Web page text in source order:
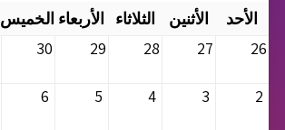
الأحد
الأثنين الثلاثاء الأربعاء الخميس
26
27
28
29
30
2
3
4
5
6